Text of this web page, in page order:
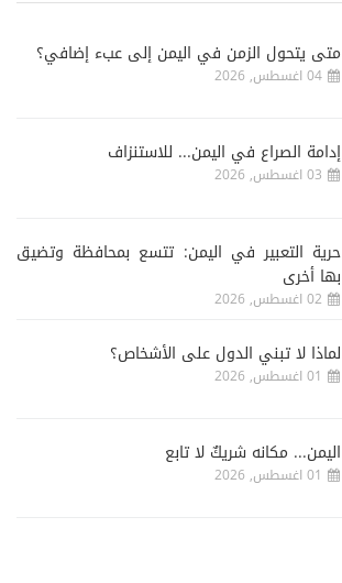
متى يتحول الزمن في اليمن إلى عبء إضافي؟
04 اغسطس, 2026
إدامة الصراع في اليمن... للاستنزاف
03 اغسطس, 2026
حرية التعبير في اليمن: تتسع بمحافظة وتضيق
بها أخرى
02 اغسطس, 2026
لماذا لا تبني الدول على الأشخاص؟
01 اغسطس, 2026
اليمن... مكانه شريكٌ لا تابع
01 اغسطس, 2026